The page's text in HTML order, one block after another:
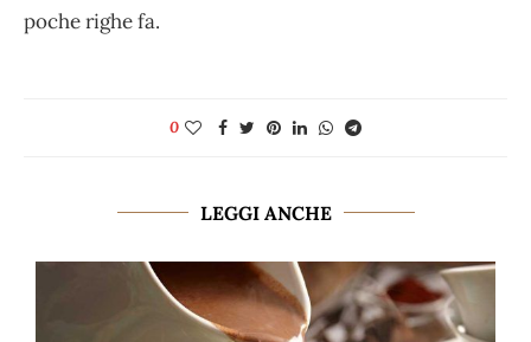
poche righe fa.
0
LEGGI ANCHE